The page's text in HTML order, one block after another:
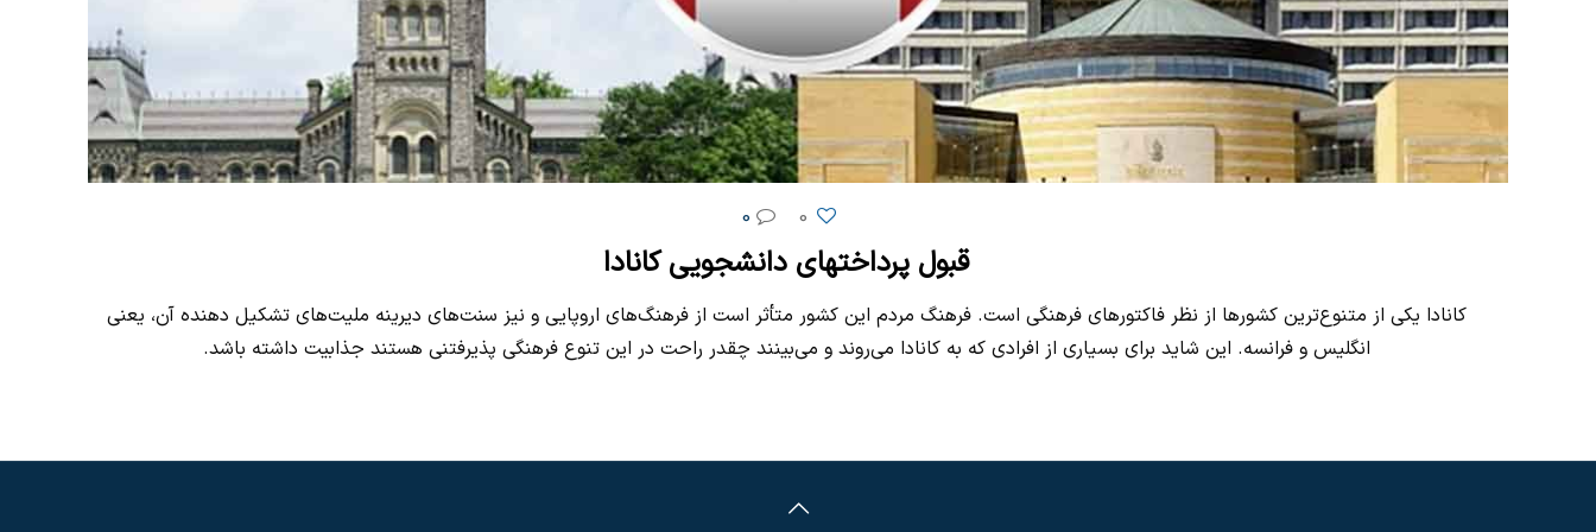
0
0
قبول پرداختهای دانشجویی کانادا
کانادا یکی از متنوع‌ترین کشورها از نظر فاکتورهای فرهنگی است. فرهنگ مردم این کشور متأثر است از فرهنگ‌های اروپایی و نیز سنت‌های دیرینه ملیت‌های تشکیل دهنده آن، یعنی
انگلیس و فرانسه. این شاید برای بسیاری از افرادی که به کانادا می‌روند و می‌بینند چقدر راحت در این تنوع فرهنگی پذیرفتنی هستند جذابیت داشته باشد.